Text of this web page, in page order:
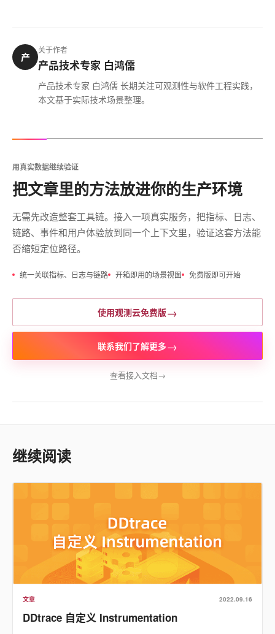
产
关于作者
产品技术专家 白鸿儒
产品技术专家 白鸿儒 长期关注可观测性与软件工程实践，
本文基于实际技术场景整理。
用真实数据继续验证
把文章里的方法放进你的生产环境
无需先改造整套工具链。接入一项真实服务，把指标、日志、
链路、事件和用户体验放到同一个上下文里，验证这套方法能
否缩短定位路径。
统一关联指标、日志与链路 开箱即用的场景视图 免费版即可开始
使用观测云免费版→
联系我们了解更多→
查看接入文档→
继续阅读
文章 2022.09.16
DDtrace 自定义 Instrumentation